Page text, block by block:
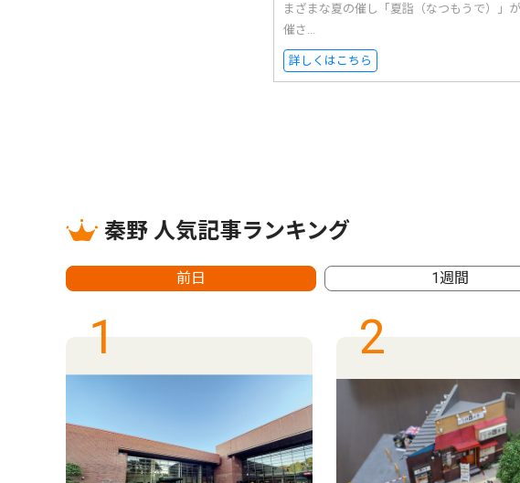
まざまな夏の催し「夏詣（なつもうで）」
催さ...
詳しくはこちら
秦野 人気記事ランキング
前日 1週間
1 2